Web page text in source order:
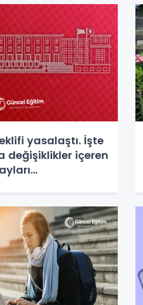
yasalaştı. İşte
değişiklikler içeren